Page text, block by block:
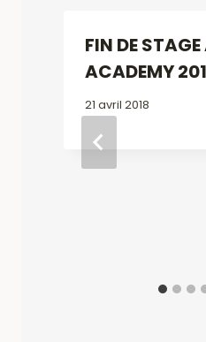
FIN DE
ACADEMY
21 avril 2018